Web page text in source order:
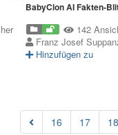
BabyClon AI Fakten-
142
Franz Josef
Hinzufügen zu
16 17 18